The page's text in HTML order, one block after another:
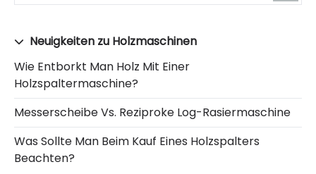
Neuigkeiten zu Holzmaschinen
Wie Entborkt Man Holz Mit Einer
Holzspaltermaschine?
Messerscheibe Vs. Reziproke Log-Rasiermaschine
Was Sollte Man Beim Kauf Eines Holzspalters
Beachten?